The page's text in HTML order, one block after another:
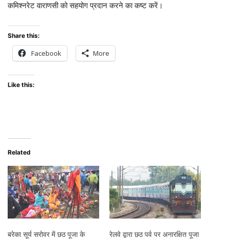
कमिश्नरेट वाराणसी को सहयोग प्रदान करने का कष्ट करें।
Share this:
Facebook More
Like this:
Related
बरेका सूर्य सरोवर में छठ पूजा के
रेलवे द्वारा छठ पर्व पर अनारक्षित पूजा